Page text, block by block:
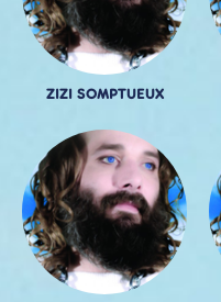
ZIZI SOMPTUEUX